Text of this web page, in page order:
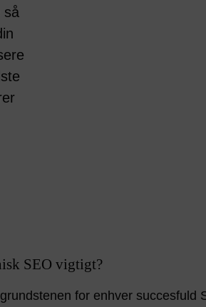
så
SEO vigtigt?
for enhver succesfuld